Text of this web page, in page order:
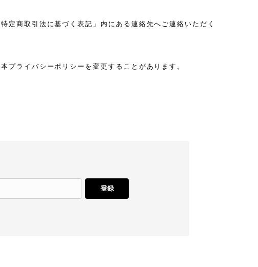
定商取引法に基づく表記」内にある連絡先へご連絡いただく
プライバシーポリシーを変更することがあります。
登録